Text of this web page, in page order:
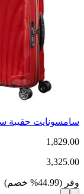
سامسونايت حقيبة
1,829.00
3,325.00
وفر (
44.99
% خصم)